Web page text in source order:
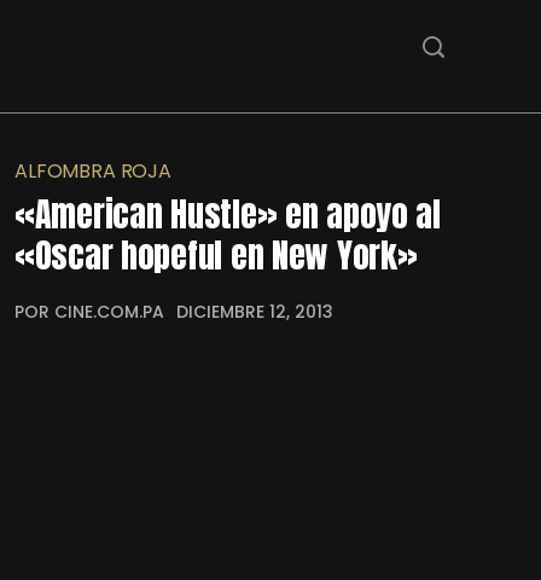
ALFOMBRA ROJA
«American Hustle» en apoyo al
«Oscar hopeful en New York»
POR CINE.COM.PA DICIEMBRE 12, 2013